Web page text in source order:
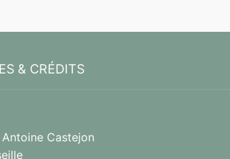
& CRÉDITS
Castejon